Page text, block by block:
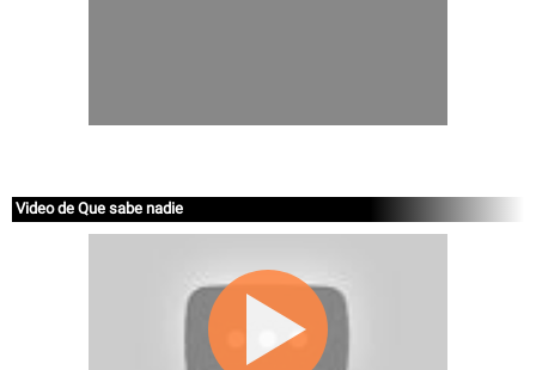
Video de Que sabe nadie